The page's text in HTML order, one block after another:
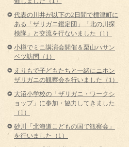
代表の川井が以下の2日間で標津町に
ある「ザリガニ鑑定団」「北の川探
検隊」と交流を行ないました（1）
小樽でミニ講演会開催＆栗山ハサン
ベツ訪問（1）
えりもで子どもたちと一緒にニホン
ザリガニの観察会を行いました（1）
大沼小学校の「ザリガニ・ワークシ
ョップ」に参加・協力してきました
（1）
砂川「北海道こどもの国で観察会」
を行いました（1）